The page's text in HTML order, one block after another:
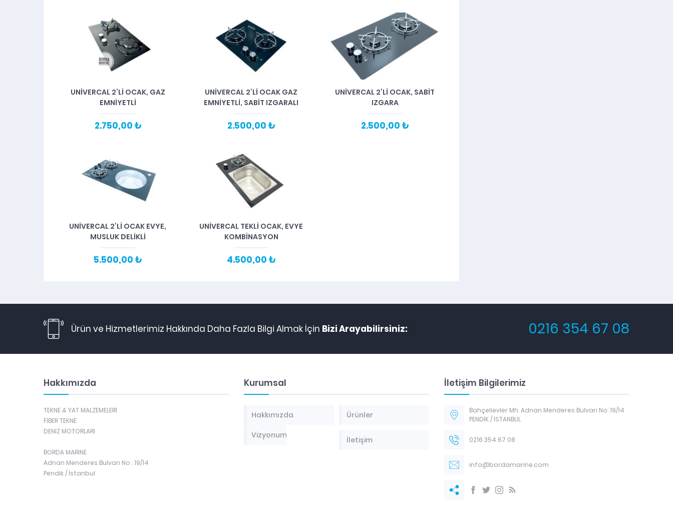
UNİVERCAL 2’Lİ OCAK, GAZ
EMNİYETLİ
2.750,00 ₺
UNİVERCAL 2’Lİ OCAK GAZ
EMNİYETLİ, SABİT IZGARALI
2.500,00 ₺
UNİVERCAL 2’Lİ OCAK, SABİT
IZGARA
2.500,00 ₺
UNİVERCAL 2’Lİ OCAK EVYE,
MUSLUK DELİKLİ
5.500,00 ₺
UNİVERCAL TEKLİ OCAK, EVYE
KOMBİNASYON
4.500,00 ₺
Ürün ve Hizmetlerimiz Hakkında Daha Fazla Bilgi Almak İçin Bizi Arayabilirsiniz: 0216 354 67 08
Hakkımızda
TEKNE & YAT MALZEMELERİ
FİBER TEKNE
DENİZ MOTORLARI
BORDA MARINE
Adnan Menderes Bulvarı No : 19/14
Pendik / İstanbul
Kurumsal
Hakkımızda
Vizyonumuz
Ürünler
İletişim
İletişim Bilgilerimiz
Bahçelievler Mh. Adnan Menderes Bulvarı No: 19/14
PENDİK / İSTANBUL
0216 354 67 08
info@bordamarine.com